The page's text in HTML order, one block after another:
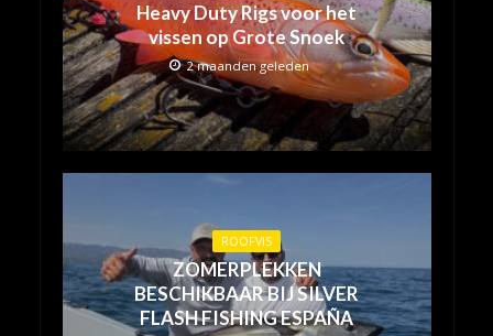
Heavy Duty Rigs voor het
vissen op Grote Snoek
2 maanden geleden
ROOFVIS
ZOMERPLEKKEN
BESCHIKBAAR BIJ SILVER
FLASH FISHING ESPAÑA